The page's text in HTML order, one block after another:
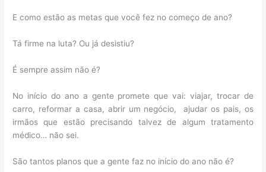
E como estão as metas que você fez no começo de ano?
Tá firme na luta? Ou já desistiu?
É sempre assim não é?
No início do ano a gente promete que vai: viajar, trocar de
carro, reformar a casa, abrir um negócio, ajudar os pais, os
irmãos que estão precisando talvez de algum tratamento
médico… não sei.
São tantos planos que a gente faz no início do ano não é?